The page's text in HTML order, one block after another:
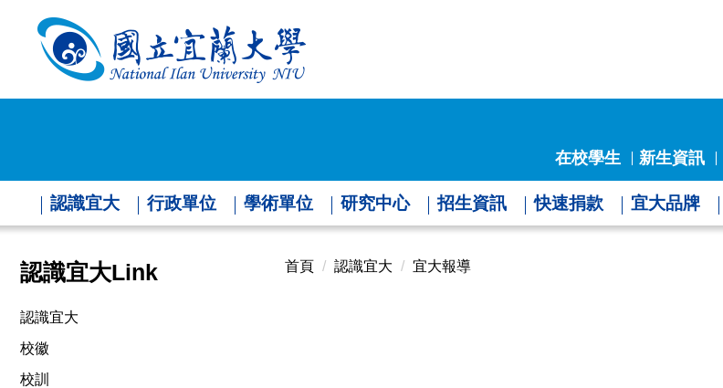
內
在校學生
新生資訊
認識宜大 行政單位 學術單位 研究中心 招生資訊 快速捐款 宜大品牌
認識宜大Link
認識宜大
校徽
校訓
首頁 認識宜大 宜大報導